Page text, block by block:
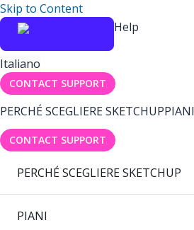
Skip to Content
Help
Italiano
CONTACT SUPPORT
PERCHÉ SCEGLIERE SKETCHUPPIANI
CONTACT SUPPORT
PERCHÉ SCEGLIERE SKETCHUP
PIANI